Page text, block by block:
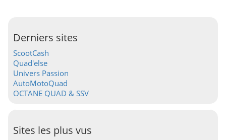
Derniers sites
ScootCash
Quad'else
Univers Passion
AutoMotoQuad
OCTANE QUAD & SSV
Sites les plus vus